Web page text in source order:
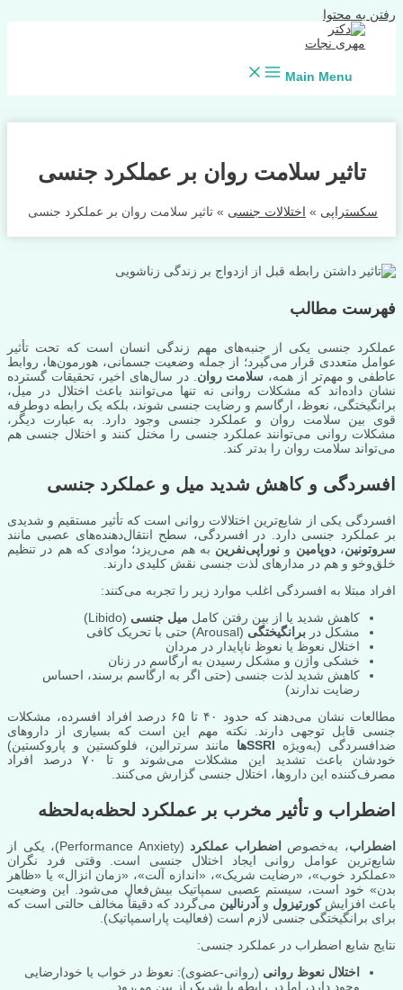
رفتن به محتوا
Main Menu
تاثیر سلامت روان بر عملکرد جنسی
سکستراپی » اختلالات جنسی » تاثیر سلامت روان بر عملکرد جنسی
فهرست مطالب
عملکرد جنسی یکی از جنبه‌های مهم زندگی انسان است که تحت تأثیر
عوامل متعددی قرار می‌گیرد؛ از جمله وضعیت جسمانی، هورمون‌ها، روابط
عاطفی و مهم‌تر از همه، سلامت روان. در سال‌های اخیر، تحقیقات گسترده
نشان داده‌اند که مشکلات روانی نه تنها می‌توانند باعث اختلال در میل،
برانگیختگی، نعوظ، ارگاسم و رضایت جنسی شوند، بلکه یک رابطه دوطرفه
قوی بین سلامت روان و عملکرد جنسی وجود دارد. به عبارت دیگر،
مشکلات روانی می‌توانند عملکرد جنسی را مختل کنند و اختلال جنسی هم
می‌تواند سلامت روان را بدتر کند.
افسردگی و کاهش شدید میل و عملکرد جنسی
افسردگی یکی از شایع‌ترین اختلالات روانی است که تأثیر مستقیم و شدیدی
بر عملکرد جنسی دارد. در افسردگی، سطح انتقال‌دهنده‌های عصبی مانند
سروتونین،دوپامین و نوراپی‌نفرین به هم می‌ریزد؛ موادی که هم در تنظیم
خلق‌وخو و هم در مدارهای لذت جنسی نقش کلیدی دارند.
افراد مبتلا به افسردگی اغلب موارد زیر را تجربه می‌کنند:
کاهش شدید یا از بین رفتن کامل میل جنسی (Libido)
مشکل در برانگیختگی (Arousal) حتی با تحریک کافی
اختلال نعوظ یا نعوظ ناپایدار در مردان
خشکی واژن و مشکل رسیدن به ارگاسم در زنان
کاهش شدید لذت جنسی (حتی اگر به ارگاسم برسند، احساس
رضایت ندارند)
مطالعات نشان می‌دهند که حدود ۴۰ تا ۶۵ درصد افراد افسرده، مشکلات
جنسی قابل توجهی دارند. نکته مهم این است که بسیاری از داروهای
ضدافسردگی (به‌ویژه SSRIها
مانند سرترالین، فلوکستین و پاروکستین)
خودشان باعث تشدید این مشکلات می‌شوند و تا ۷۰ درصد افراد
مصرف‌کننده این داروها، اختلال جنسی گزارش می‌کنند.
اضطراب و تأثیر مخرب بر عملکرد لحظه‌به‌لحظه
اضطراب، به‌خصوص اضطراب عملکرد
(Performance Anxiety)، یکی از
شایع‌ترین عوامل روانی ایجاد اختلال جنسی است. وقتی فرد نگران
«عملکرد خوب»، «رضایت شریک»، «اندازه آلت»، «زمان انزال» یا «ظاهر
بدن» خود است، سیستم عصبی سمپاتیک بیش‌فعال می‌شود. این وضعیت
باعث افزایشکورتیزول و آدرنالین می‌گردد که دقیقاً مخالف حالتی است که
برای برانگیختگی جنسی لازم است (فعالیت پاراسمپاتیک).
نتایج شایع اضطراب در عملکرد جنسی:
اختلال نعوظ روانی (روانی-عضوی): نعوظ در خواب یا خودارضایی
وجود دارد، اما در رابطه با شریک از بین می‌رود.